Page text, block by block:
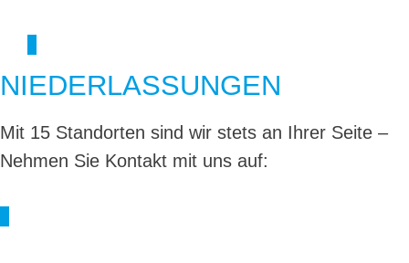
NIEDERLASSUNGEN
Mit 15 Standorten sind wir stets an Ihrer Seite –
Nehmen Sie Kontakt mit uns auf: